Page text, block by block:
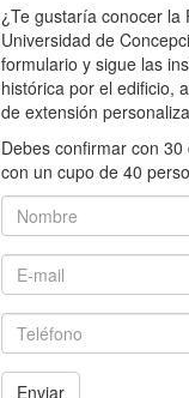
¿Te gustaría conocer la
Universidad de
formulario y sigue las
histórica por el edificio,
de extensión
Debes confirmar con
con un cupo de 40
Nombre
E-mail
Teléfono
Enviar